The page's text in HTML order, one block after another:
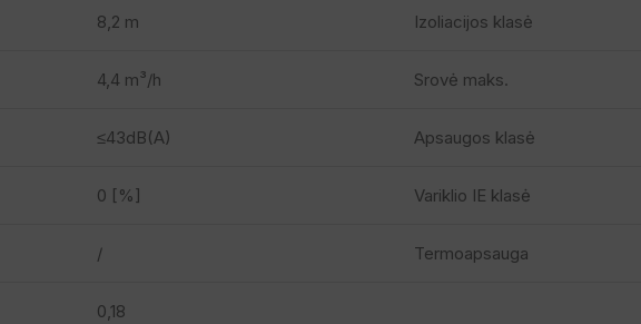
8,2 m Izoliacijos klasė
4,4 m³/h Srovė maks.
≤43dB(A) Apsaugos klasė
0 [%] Variklio IE klasė
/ Termoapsauga
0,18